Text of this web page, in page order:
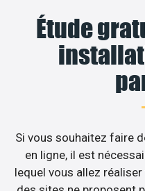
Étude
Si vous souhaitez faire
en ligne, il est
lequel vous allez